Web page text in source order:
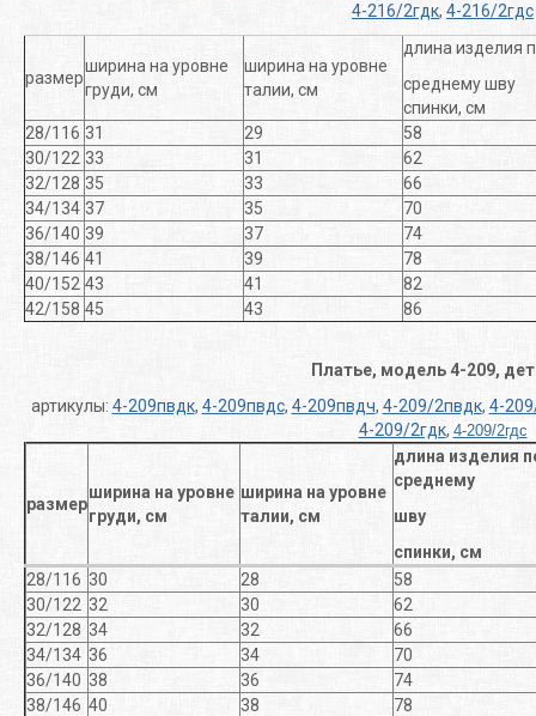
4-216/2гдк, 4-216/2гдс
размер
ширина на уровне
груди, см
ширина на уровне
талии, см
длина изделия
среднему шву
спинки, см
28/116 31 29
58
30/122 33 31
62
32/128 35 33
66
34/134 37 35
70
36/140 39 37
74
38/146 41 39
78
40/152 43 41
82
42/158 45 43 86
Платье, модель 4-209,
артикулы: 4-209пвдк, 4-209пвдс, 4-209пвдч, 4-209/2пвдк, 4-
4-209/2гдк, 4-209/2гдс
размер
ширина на уровне
груди, см
ширина на уровне
талии, см
длина изделия
среднему
шву
спинки, см
28/116 30 28
58
30/122 32 30
62
32/128 34 32
66
34/134 36 34
70
36/140 38 36
74
38/146 40 38
78